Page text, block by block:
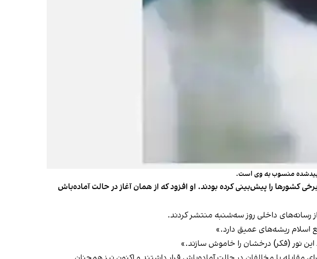
منسوب به وی است.
کشورها را پیش‌بینی کرده بودند. او افزود که از همان آغاز در حالت آماده‌باش
رسانه‌های داخلی روز سه‌شنبه منتشر کردند.
اسلام ریشه‌های عمیق دارد.»
این نور (فکر) درخشان را خاموش سازند.»